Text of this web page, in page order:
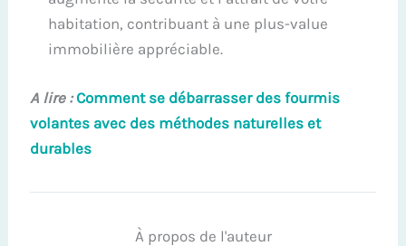
habitation, contribuant à une plus-value
immobilière appréciable.
A lire : Comment se débarrasser des fourmis
volantes avec des méthodes naturelles et
durables
À propos de l'auteur